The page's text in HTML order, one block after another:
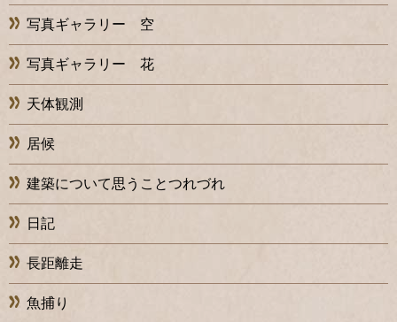
写真ギャラリー 空
写真ギャラリー 花
天体観測
居候
建築について思うことつれづれ
日記
長距離走
魚捕り